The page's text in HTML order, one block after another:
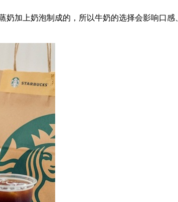
加上奶泡制成的，所以牛奶的选择会影响口